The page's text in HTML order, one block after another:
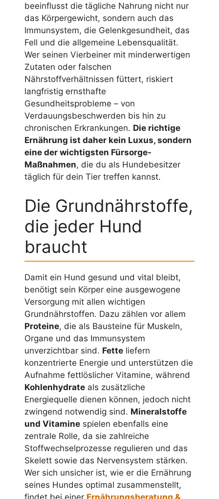
beeinflusst die tägliche Nahrung nicht nur
das Körpergewicht, sondern auch das
Immunsystem, die Gelenkgesundheit, das
Fell und die allgemeine Lebensqualität.
Wer seinen Vierbeiner mit minderwertigen
Zutaten oder falschen
Nährstoffverhältnissen füttert, riskiert
langfristig ernsthafte
Gesundheitsprobleme – von
Verdauungsbeschwerden bis hin zu
chronischen Erkrankungen. Die richtige
Ernährung ist daher kein Luxus, sondern
eine der wichtigsten Fürsorge-
Maßnahmen, die du als Hundebesitzer
täglich für dein Tier treffen kannst.
Die Grundnährstoffe,
die jeder Hund
braucht
Damit ein Hund gesund und vital bleibt,
benötigt sein Körper eine ausgewogene
Versorgung mit allen wichtigen
Grundnährstoffen. Dazu zählen vor allem
Proteine, die als Bausteine für Muskeln,
Organe und das Immunsystem
unverzichtbar sind. Fette liefern
konzentrierte Energie und unterstützen die
Aufnahme fettlöslicher Vitamine, während
Kohlenhydrate als zusätzliche
Energiequelle dienen können, jedoch nicht
zwingend notwendig sind. Mineralstoffe
und Vitamine spielen ebenfalls eine
zentrale Rolle, da sie zahlreiche
Stoffwechselprozesse regulieren und das
Skelett sowie das Nervensystem stärken.
Wer sich unsicher ist, wie er die Ernährung
seines Hundes optimal zusammenstellt,